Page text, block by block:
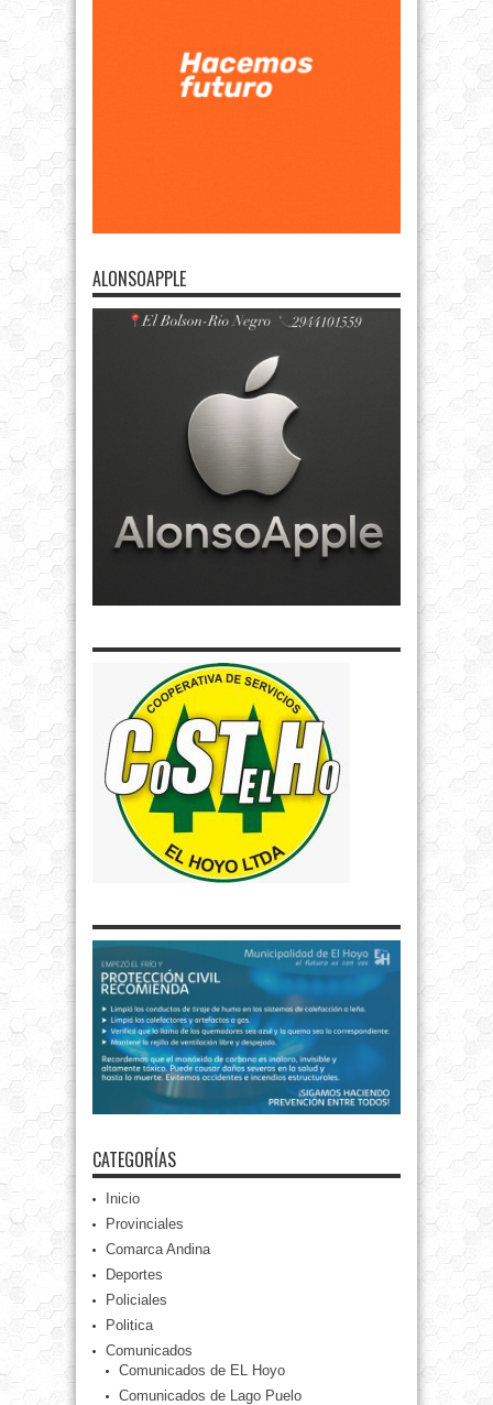
ALONSOAPPLE
CATEGORÍAS
Inicio
Provinciales
Comarca Andina
Deportes
Policiales
Politica
Comunicados
Comunicados de EL Hoyo
Comunicados de Lago Puelo